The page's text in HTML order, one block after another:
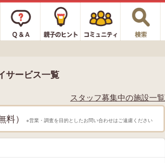
サービス一覧
スタッフ募集中の施設一覧
） ※営業・調査を目的としたお問い合わせはご遠慮ください